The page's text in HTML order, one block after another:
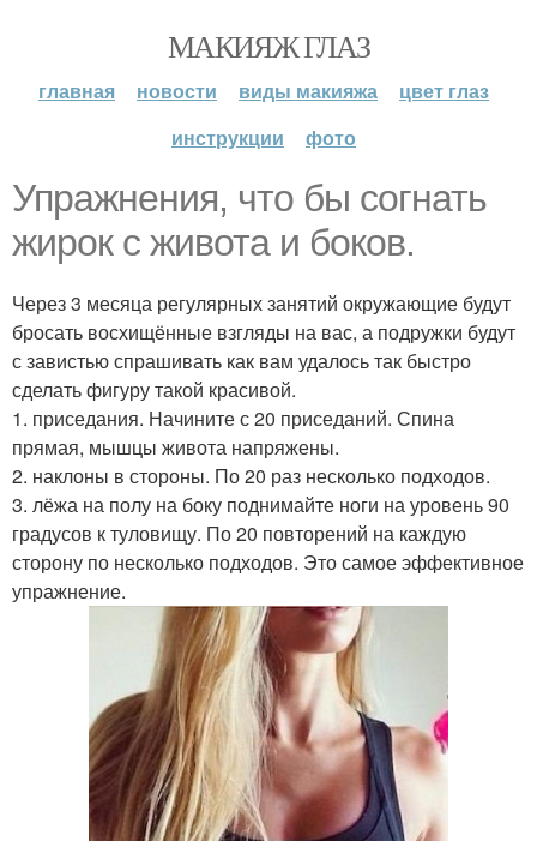
МАКИЯЖ ГЛАЗ
главная новости виды макияжа
цвет глаз
инструкции
фото
Упражнения, что бы согнать
жирок с живота и боков.
Через 3 месяца регулярных занятий окружающие будут
бросать восхищённые взгляды на вас, а подружки будут
с завистью спрашивать как вам удалось так быстро
сделать фигуру такой красивой.
1. приседания. Начините с 20 приседаний. Спина
прямая, мышцы живота напряжены.
2. наклоны в стороны. По 20 раз несколько подходов.
3. лёжа на полу на боку поднимайте ноги на уровень 90
градусов к туловищу. По 20 повторений на каждую
сторону по несколько подходов. Это самое эффективное
упражнение.